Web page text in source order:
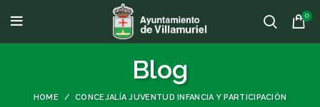
0
Blog
HOME CONCEJALÍA JUVENTUD INFANCIA Y PARTICIPACIÓN